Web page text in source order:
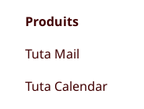
Produits
Tuta Mail
Tuta Calendar